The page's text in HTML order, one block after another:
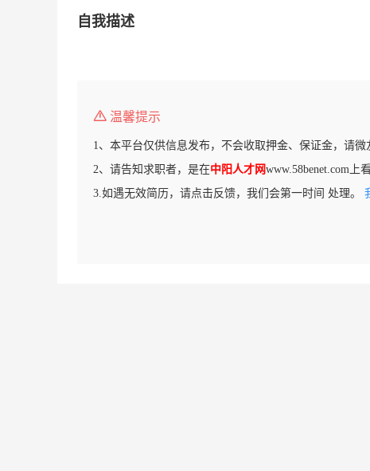
自我描述
温馨提示
1、本平台仅供信息发布，不会收取押金、保证金，请微
2、请告知求职者，是在中阳人才网www.58benet.com上
3.如遇无效简历，请点击反馈，我们会第一时间 处理。